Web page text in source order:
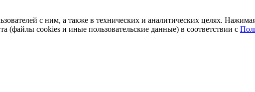
с ним, а также в технических и аналитических целях.
(файлы cookies и иные пользовательские данные) в соответствии с